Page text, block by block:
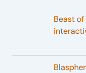
Beast